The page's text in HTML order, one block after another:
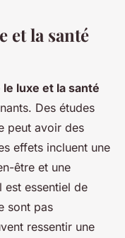
et la santé
luxe et la santé
Des études
peut avoir des
effets incluent une
être et une
est essentiel de
sont pas
ressentir une